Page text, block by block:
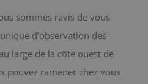
sommes ravis de vous
d’observation des
large de la côte ouest de
pouvez ramener chez vous